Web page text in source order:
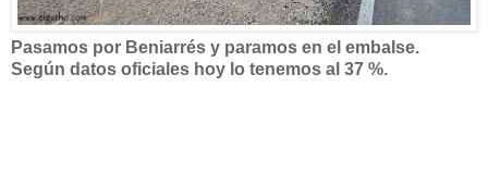
Pasamos por Beniarrés y paramos en el embalse.
Según datos oficiales hoy lo tenemos al 37 %.